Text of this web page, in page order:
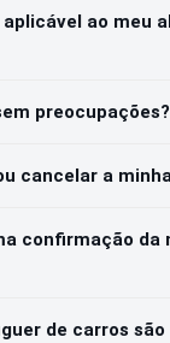
ao meu
preocupações?
cancelar a
confirmação da
de carros são